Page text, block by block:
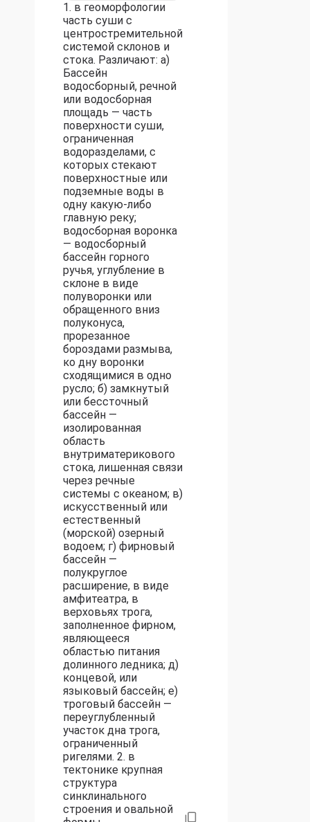
1. в геоморфологии
часть суши с
центростремительной
системой склонов и
стока. Различают: а)
Бассейн
водосборный, речной
или водосборная
площадь — часть
поверхности суши,
ограниченная
водоразделами, с
которых стекают
поверхностные или
подземные воды в
одну какую-либо
главную реку;
водосборная воронка
— водосборный
бассейн горного
ручья, углубление в
склоне в виде
полуворонки или
обращенного вниз
полуконуса,
прорезанное
бороздами размыва,
ко дну воронки
сходящимися в одно
русло; б) замкнутый
или бессточный
бассейн —
изолированная
область
внутриматерикового
стока, лишенная связи
через речные
системы с океаном; в)
искусственный или
естественный
(морской) озерный
водоем; г) фирновый
бассейн —
полукруглое
расширение, в виде
амфитеатра, в
верховьях трога,
заполненное фирном,
являющееся
областью питания
долинного ледника; д)
концевой, или
языковый бассейн; е)
троговый бассейн —
переуглубленный
участок дна трога,
ограниченный
ригелями. 2. в
тектонике крупная
структура
синклинального
строения и овальной